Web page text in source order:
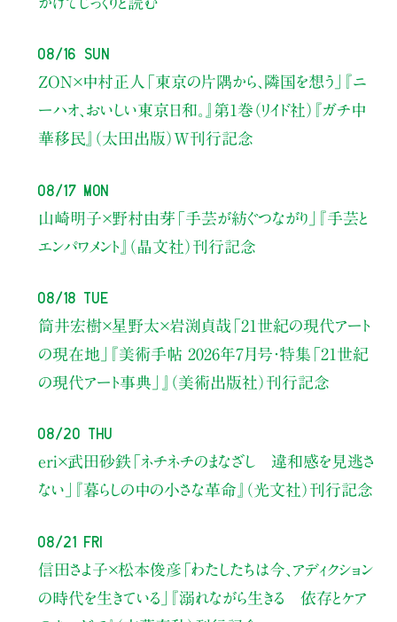
08/16 Sun
ZON×中村正人 「東京の片隅から、隣国を想う」
『ニ
ーハオ、おいしい東京日和。』第1巻（リイド社） 『ガチ中
華移民』（太田出版）W刊行記念
08/17 Mon
山崎明子×野村由芽 「手芸が紡ぐつながり」
『手芸と
エンパワメント』（晶文社）刊行記念
08/18 Tue
筒井宏樹×星野太×岩渕貞哉 「21世紀の現代アート
の現在地」
『美術手帖 2026年7月号・特集「21世紀
の現代アート事典」』（美術出版社）刊行記念
08/20 Thu
eri×武田砂鉄「ネチネチのまなざし 違和感を見逃さ
ない」
『暮らしの中の小さな革命』（光文社）刊行記念
08/21 Fri
信田さよ子×松本俊彦 「わたしたちは今、アディクション
の時代を生きている」
『溺れながら生きる 依存とケア